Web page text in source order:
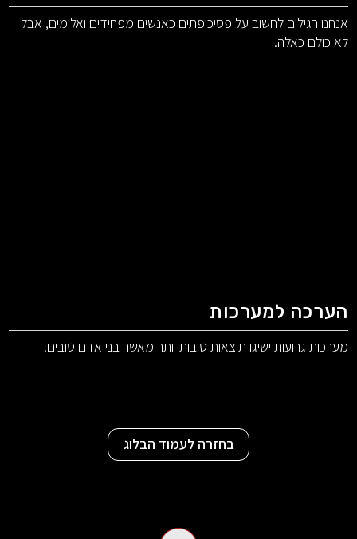
אנחנו רגילים לחשוב על פסיכופתים כאנשים מפחידים ואלימים, אבל
לא כולם כאלה.
הערכה למערכות
מערכות גרועות ישיגו תוצאות טובות יותר מאשר בני אדם טובים.
בחזרה לעמוד הבלוג